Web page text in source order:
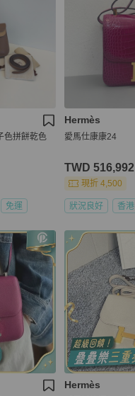
色拼餅乾色
免運
Hermès
愛馬仕康康24
TWD 516,992
現折 4,500
狀況良好 香港
Hermès